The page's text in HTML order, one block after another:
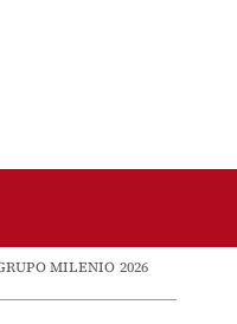
MILENIO 2026